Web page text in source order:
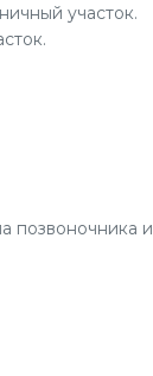
участок.
позвоночника и